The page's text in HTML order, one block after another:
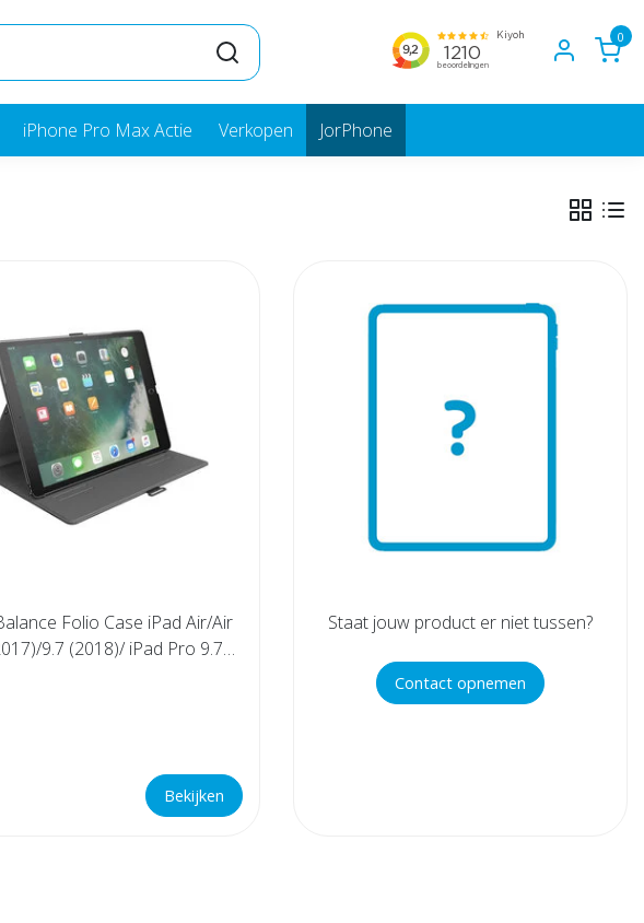
0
iPhone Pro Max Actie Verkopen JorPhone
Folio Case iPad Air/Air
9.7 (2018)/ iPad Pro 9.7
Bekijken
Staat jouw product er niet tussen?
Contact opnemen